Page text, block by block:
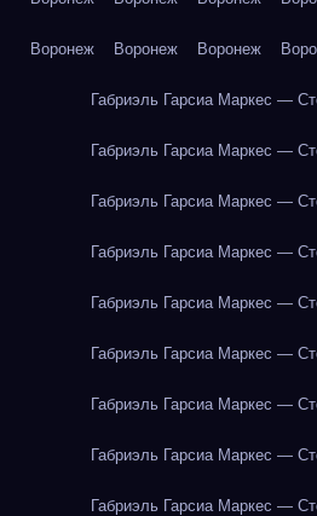
Воронеж Воронеж Воронеж
Габриэль Гарсиа Маркес —
Габриэль Гарсиа Маркес —
Габриэль Гарсиа Маркес —
Габриэль Гарсиа Маркес —
Габриэль Гарсиа Маркес —
Габриэль Гарсиа Маркес —
Габриэль Гарсиа Маркес —
Габриэль Гарсиа Маркес —
Габриэль Гарсиа Маркес —